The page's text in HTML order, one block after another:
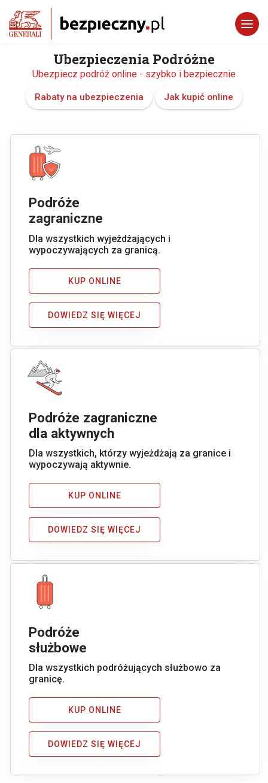
Ubezpieczenia Podróżne
Ubezpiecz podróż online - szybko i bezpiecznie
Rabaty na ubezpieczenia Jak kupić online
Podróże
zagraniczne
Dla wszystkich wyjeżdżających i
wypoczywających za granicą.
KUP ONLINE
DOWIEDZ SIĘ WIĘCEJ
Podróże zagraniczne
dla aktywnych
Dla wszystkich, którzy wyjeżdżają za granice i
wypoczywają aktywnie.
KUP ONLINE
DOWIEDZ SIĘ WIĘCEJ
Podróże
służbowe
Dla wszystkich podróżujących służbowo za
granicę.
KUP ONLINE
DOWIEDZ SIĘ WIĘCEJ